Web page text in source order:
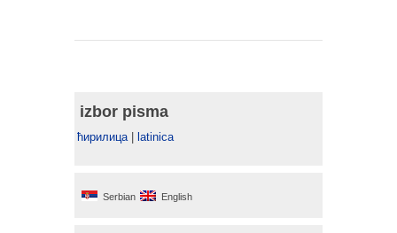
izbor pisma
ћирилица| latinica
Serbian English